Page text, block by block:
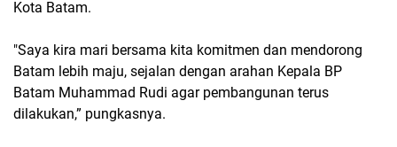
Kota Batam.
"Saya kira mari bersama kita komitmen dan mendorong
Batam lebih maju, sejalan dengan arahan Kepala BP
Batam Muhammad Rudi agar pembangunan terus
dilakukan,” pungkasnya.